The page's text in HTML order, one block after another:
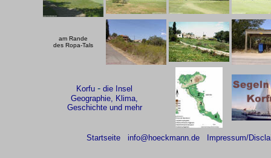
am Rande
des Ropa-Tals
Korfu - die Insel
Geographie, Klima,
Geschichte und mehr
Startseite info@hoeckmann.de Impressum/